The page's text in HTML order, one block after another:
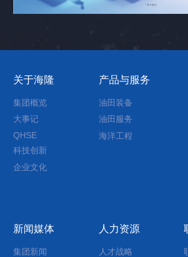
关于海隆
集团概览
大事记
QHSE
科技创新
企业文化
产品与服务
油田装备
油田服务
海洋工程
新闻媒体
集团新闻
人力资源
人才战略